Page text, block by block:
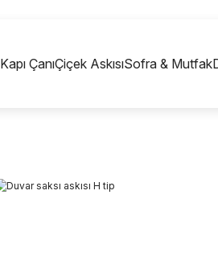
Kapı ÇanıÇiçek AskısıSofra & Mutfak